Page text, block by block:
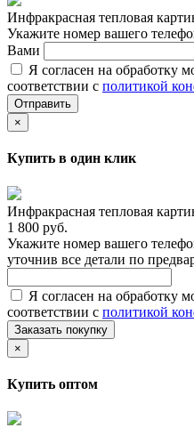
Инфракрасная тепловая
Укажите номер вашего
Вами
Я согласен на обработку
соответствии с политикой
Отправить
×
Купить в один клик
Инфракрасная тепловая
1 800 руб.
Укажите номер вашего
уточнив все детали по
Я согласен на обработку
соответствии с политикой
Заказать покупку
×
Купить оптом